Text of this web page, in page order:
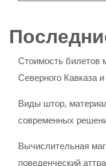
Стоимость билетов
Северного Кавказа
Виды штор,
современных
Вычислительная
поведенческий